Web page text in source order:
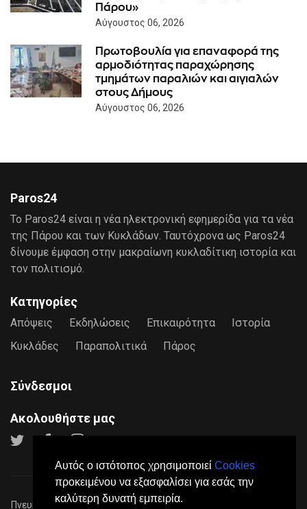
Αυτός ο ιστότοπος χρησιμοποιεί Cookies
προκειμένου να εξασφαλίσει για εσάς την
καλύτερη δυνατή εμπειρία.
Πάρου»
Αύγουστος 06, 2026
Πρωτοβουλία για επαναφορά της
αρμοδιότητας παραχώρησης
τμημάτων παραλιών και αιγιαλών
στους Δήμους
Αύγουστος 06, 2026
Paros24
Το Paros24 είναι η νέα ηλεκτρονική εφημερίδα για τα νέα
της Πάρου και των Κυκλάδων. Ταυτόχρονα ως Paros24
δίνουμε έμφαση στην μακραίωνη κυκλαδίτικη ιστορία και
τον πολιτισμό.
Κατηγορίες
Απόψεις Εκδηλώσεις Επικαιρότητα
Ιστορία
Κυκλάδες
Παραπολιτικά Πάρος
Σύνδεσμοι
Ακολουθήστε μας
Πνευματικά Δικαιώματα © 2026Paros24